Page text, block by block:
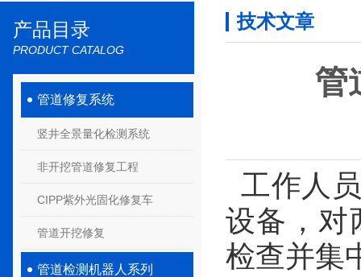
产品目录
PRODUCT CATALOG
管道修复系统
竖井全景量化检测系统
非开挖管道修复工程
CIPP紫外光固化修复车
管道开挖修复
管道检测机器人系列
技术文章
管
工作人
设备，对
检查并集